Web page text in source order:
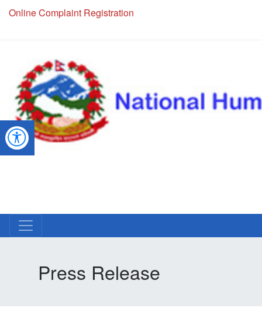
Online Complaint Registration
Press Release